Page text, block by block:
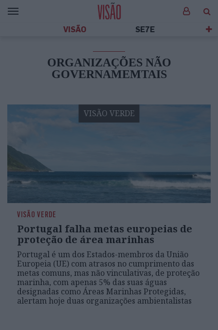
VISÃO SE7E
ORGANIZAÇÕES NÃO
GOVERNAMEMTAIS
VISÃO VERDE
VISÃO VERDE
Portugal falha metas europeias de
proteção de área marinhas
Portugal é um dos Estados-membros da União
Europeia (UE) com atrasos no cumprimento das
metas comuns, mas não vinculativas, de proteção
marinha, com apenas 5% das suas águas
designadas como Áreas Marinhas Protegidas,
alertam hoje duas organizações ambientalistas